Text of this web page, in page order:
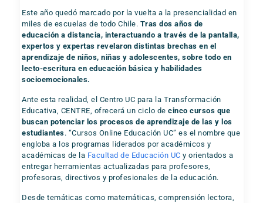
Este año quedó marcado por la vuelta a la presencialidad en
miles de escuelas de todo Chile. Tras dos años de
educación a distancia, interactuando a través de la pantalla,
expertos y expertas revelaron distintas brechas en el
aprendizaje de niños, niñas y adolescentes, sobre todo en
lecto-escritura en educación básica y habilidades
socioemocionales.
Ante esta realidad, el Centro UC para la Transformación
Educativa, CENTRE, ofrecerá un ciclo decinco cursos que
buscan potenciar los procesos de aprendizaje de las y los
estudiantes. “Cursos Online Educación UC” es el nombre que
engloba a los programas liderados por académicos y
académicas de la Facultad de Educación UC y orientados a
entregar herramientas actualizadas para profesores,
profesoras, directivos y profesionales de la educación.
Desde temáticas como matemáticas, comprensión lectora,